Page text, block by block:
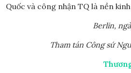
Quốc và công nhận TQ là nền
Berlin,
Tham tán Công sứ